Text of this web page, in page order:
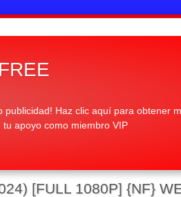
Haz clic aquí para obtener
apoyo como miembro VIP
[FULL 1080P] {NF}